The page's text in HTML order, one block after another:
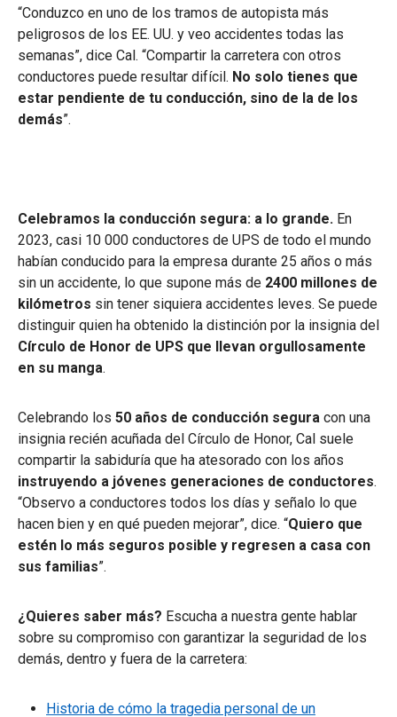
“Conduzco en uno de los tramos de autopista más
peligrosos de los EE. UU. y veo accidentes todas las
semanas”, dice Cal. “Compartir la carretera con otros
conductores puede resultar difícil. No solo tienes que
estar pendiente de tu conducción, sino de la de los
demás”.
Celebramos la conducción segura: a lo grande. En
2023, casi 10 000 conductores de UPS de todo el mundo
habían conducido para la empresa durante 25 años o más
sin un accidente, lo que supone más de 2400 millones de
kilómetros sin tener siquiera accidentes leves. Se puede
distinguir quien ha obtenido la distinción por la insignia del
Círculo de Honor de UPS que llevan orgullosamente
en su manga.
Celebrando los 50 años de conducción segura con una
insignia recién acuñada del Círculo de Honor, Cal suele
compartir la sabiduría que ha atesorado con los años
instruyendo a jóvenes generaciones de conductores.
“Observo a conductores todos los días y señalo lo que
hacen bien y en qué pueden mejorar”, dice. “Quiero que
estén lo más seguros posible y regresen a casa con
sus familias”.
¿Quieres saber más? Escucha a nuestra gente hablar
sobre su compromiso con garantizar la seguridad de los
demás, dentro y fuera de la carretera:
Historia de cómo la tragedia personal de un